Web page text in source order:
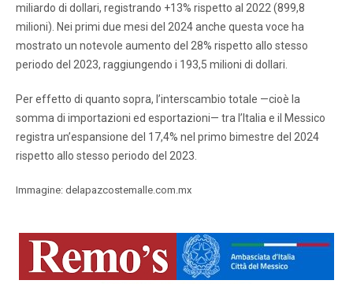
miliardo di dollari, registrando +13% rispetto al 2022 (899,8
milioni). Nei primi due mesi del 2024 anche questa voce ha
mostrato un notevole aumento del 28% rispetto allo stesso
periodo del 2023, raggiungendo i 193,5 milioni di dollari.
Per effetto di quanto sopra, l’interscambio totale —cioè la
somma di importazioni ed esportazioni— tra l’Italia e il Messico
registra un’espansione del 17,4% nel primo bimestre del 2024
rispetto allo stesso periodo del 2023.
Immagine: delapazcostemalle.com.mx